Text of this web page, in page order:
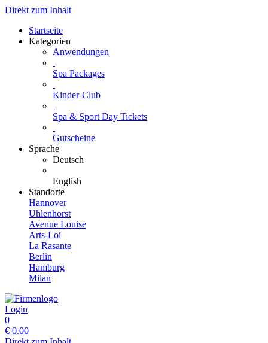
Direkt zum Inhalt
Startseite
Kategorien
Anwendungen
Spa Packages
Kinder-Club
Spa & Sport Day Tickets
Gutscheine
Sprache
Deutsch
English
Standorte
Hannover
Uhlenhorst
Avenue Louise
Arts-Loi
La Rasante
Berlin
Hamburg
Milan
Login
0
€ 0.00